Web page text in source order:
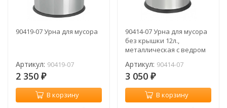
90419-07 Урна для мусора
Артикул: 90419-07
2 350 ₽
В корзину
90414-07 Урна для мусора
без крышки 12л.,
металлическая с ведром
Артикул: 90414-07
3 050 ₽
В корзину